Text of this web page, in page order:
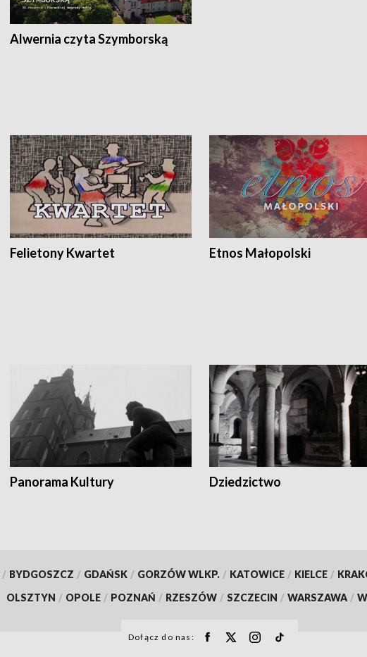
Alwernia czyta Szymborską
Felietony Kwartet Etnos Małopolski
Panorama Kultury Dziedzictwo
/ BYDGOSZCZ / GDAŃSK / GORZÓW WLKP. / KATOWICE / KIELCE /
OLSZTYN / OPOLE / POZNAŃ / RZESZÓW / SZCZECIN / WARSZAWA /
Dołącz do nas: